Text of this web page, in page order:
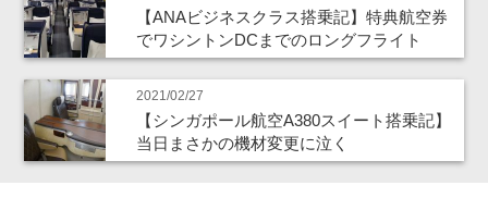
【ANAビジネスクラス搭乗記】特典航空券
でワシントンDCまでのロングフライト
2021/02/27
【シンガポール航空A380スイート搭乗記】
当日まさかの機材変更に泣く